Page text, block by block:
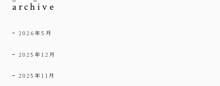
archive
2026年5月
2025年12月
2025年11月